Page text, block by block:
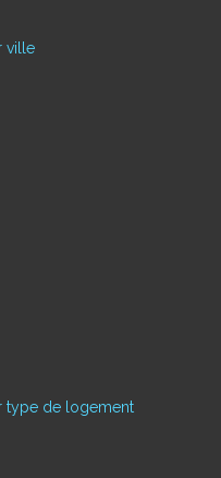
ville
type de logement